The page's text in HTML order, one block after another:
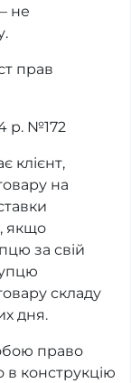
не
прав
р. №172
клієнт,
на
якщо
за свій
складу
дня.
право
в конструкцію